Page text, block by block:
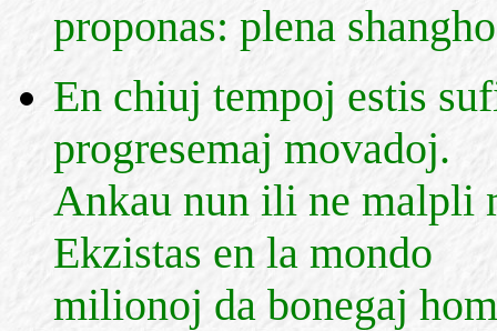
proponas: plena
En chiuj tempoj estis
progresemaj movadoj.
Ankau nun ili ne malpli
Ekzistas en la mondo
milionoj da bonegaj